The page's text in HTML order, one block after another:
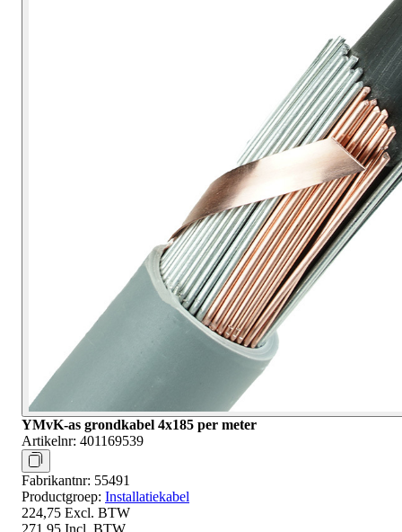
YMvK-as grondkabel 4x185 per meter
Artikelnr: 401169539
Fabrikantnr: 55491
Productgroep: Installatiekabel
224,75 Excl. BTW
271,95 Incl. BTW